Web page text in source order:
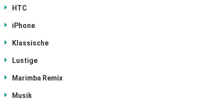
HTC
iPhone
Klassische
Lustige
Marimba Remix
Musik